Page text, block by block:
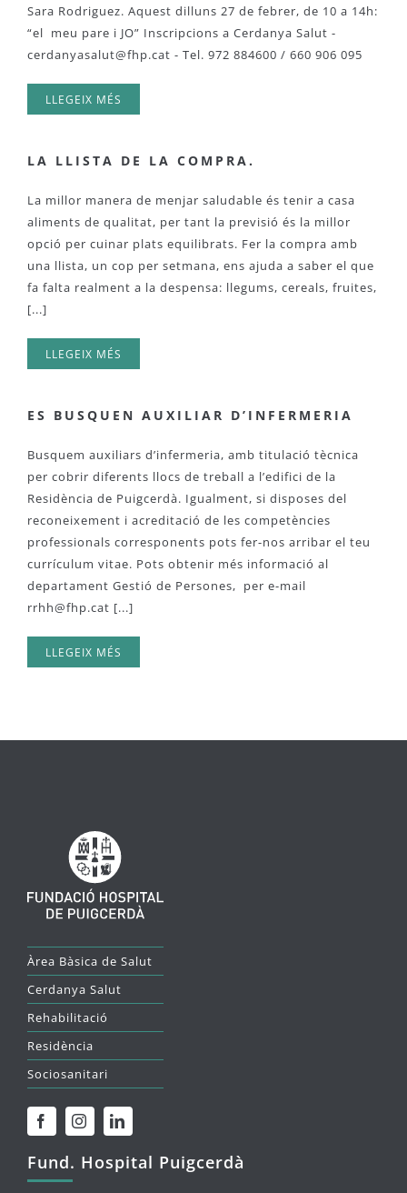
Sara Rodriguez. Aquest dilluns 27 de febrer, de 10 a 14h:
“el meu pare i JO” Inscripcions a Cerdanya Salut -
cerdanyasalut@fhp.cat - Tel. 972 884600 / 660 906 095
LLEGEIX MÉS
LA LLISTA DE LA COMPRA.
La millor manera de menjar saludable és tenir a casa
aliments de qualitat, per tant la previsió és la millor
opció per cuinar plats equilibrats. Fer la compra amb
una llista, un cop per setmana, ens ajuda a saber el que
fa falta realment a la despensa: llegums, cereals, fruites,
[...]
LLEGEIX MÉS
ES BUSQUEN AUXILIAR D’INFERMERIA
Busquem auxiliars d’infermeria, amb titulació tècnica
per cobrir diferents llocs de treball a l’edifici de la
Residència de Puigcerdà. Igualment, si disposes del
reconeixement i acreditació de les competències
professionals corresponents pots fer-nos arribar el teu
currículum vitae. Pots obtenir més informació al
departament Gestió de Persones, per e-mail
rrhh@fhp.cat [...]
LLEGEIX MÉS
Àrea Bàsica de Salut
Cerdanya Salut
Rehabilitació
Residència
Sociosanitari
Fund. Hospital Puigcerdà